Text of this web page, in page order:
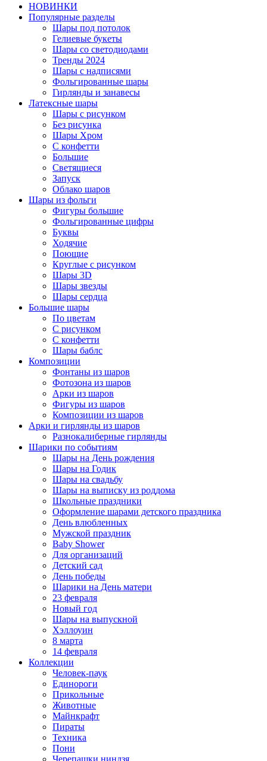
НОВИНКИ
Популярные разделы
Шары под потолок
Гелиевые букеты
Шары со светодиодами
Тренды 2024
Шары с надписями
Фольгированные шары
Гирлянды и занавесы
Латексные шары
Шары с рисунком
Без рисунка
Шары Хром
C конфетти
Большие
Светящиеся
Запуск
Облако шаров
Шары из фольги
Фигуры большие
Фольгированные цифры
Буквы
Ходячие
Поющие
Круглые с рисунком
Шары 3D
Шары звезды
Шары сердца
Большие шары
По цветам
С рисунком
С конфетти
Шары баблс
Композиции
Фонтаны из шаров
Фотозона из шаров
Арки из шаров
Фигуры из шаров
Композиции из шаров
Арки и гирлянды из шаров
Разнокалиберные гирлянды
Шарики по событиям
Шары на День рождения
Шары на Годик
Шары на свадьбу
Шары на выписку из роддома
Школьные праздники
Оформление шарами детского праздника
День влюбленных
Мужской праздник
Baby Shower
Для организаций
Детский сад
День победы
Шарики на День матери
23 февраля
Новый год
Шары на выпускной
Хэллоуин
8 марта
14 февраля
Коллекции
Человек-паук
Единороги
Прикольные
Животные
Майнкрафт
Пираты
Техника
Пони
Черепашки ниндзя